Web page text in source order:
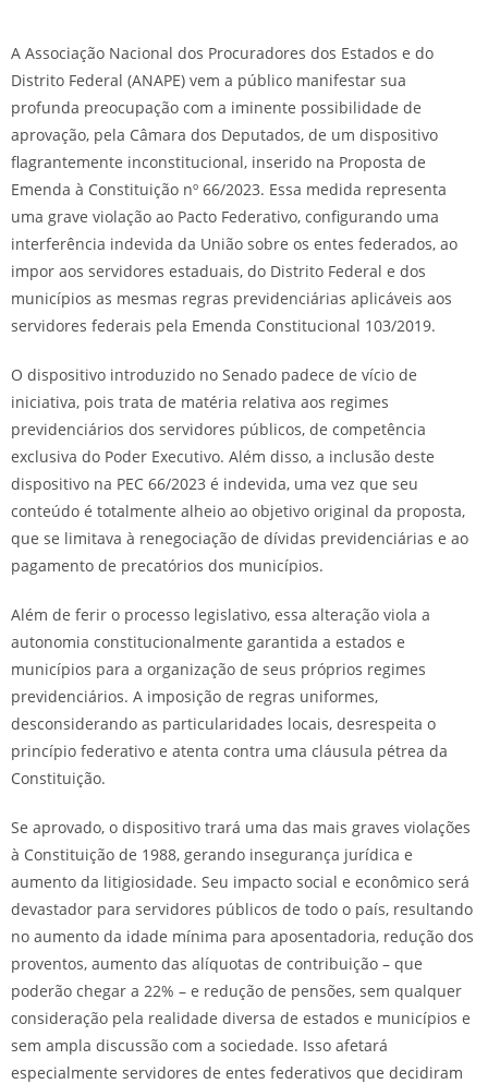
A Associação Nacional dos Procuradores dos Estados e do
Distrito Federal (ANAPE) vem a público manifestar sua
profunda preocupação com a iminente possibilidade de
aprovação, pela Câmara dos Deputados, de um dispositivo
flagrantemente inconstitucional, inserido na Proposta de
Emenda à Constituição nº 66/2023. Essa medida representa
uma grave violação ao Pacto Federativo, configurando uma
interferência indevida da União sobre os entes federados, ao
impor aos servidores estaduais, do Distrito Federal e dos
municípios as mesmas regras previdenciárias aplicáveis aos
servidores federais pela Emenda Constitucional 103/2019.
O dispositivo introduzido no Senado padece de vício de
iniciativa, pois trata de matéria relativa aos regimes
previdenciários dos servidores públicos, de competência
exclusiva do Poder Executivo. Além disso, a inclusão deste
dispositivo na PEC 66/2023 é indevida, uma vez que seu
conteúdo é totalmente alheio ao objetivo original da proposta,
que se limitava à renegociação de dívidas previdenciárias e ao
pagamento de precatórios dos municípios.
Além de ferir o processo legislativo, essa alteração viola a
autonomia constitucionalmente garantida a estados e
municípios para a organização de seus próprios regimes
previdenciários. A imposição de regras uniformes,
desconsiderando as particularidades locais, desrespeita o
princípio federativo e atenta contra uma cláusula pétrea da
Constituição.
Se aprovado, o dispositivo trará uma das mais graves violações
à Constituição de 1988, gerando insegurança jurídica e
aumento da litigiosidade. Seu impacto social e econômico será
devastador para servidores públicos de todo o país, resultando
no aumento da idade mínima para aposentadoria, redução dos
proventos, aumento das alíquotas de contribuição – que
poderão chegar a 22% – e redução de pensões, sem qualquer
consideração pela realidade diversa de estados e municípios e
sem ampla discussão com a sociedade. Isso afetará
especialmente servidores de entes federativos que decidiram